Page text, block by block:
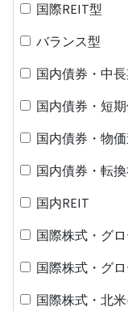
国際REIT型
バランス型
国内債券・中
国内債券・短
国内債券・物
国内債券・転
国内REIT
国際株式・グ
国際株式・グ
国際株式・北米